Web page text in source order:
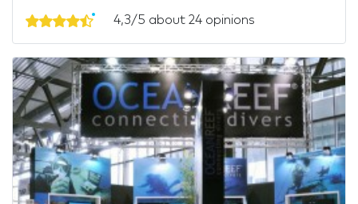
4,3/5 about 24 opinions